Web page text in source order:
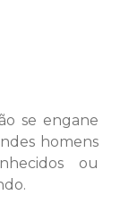
se engane
homens
ou